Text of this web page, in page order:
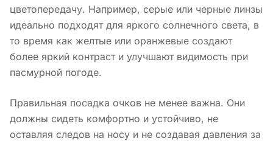
цветопередачу. Например, серые или черные линзы
идеально подходят для яркого солнечного света, в
то время как желтые или оранжевые создают
более яркий контраст и улучшают видимость при
пасмурной погоде.
Правильная посадка очков не менее важна. Они
должны сидеть комфортно и устойчиво, не
оставляя следов на носу и не создавая давления за